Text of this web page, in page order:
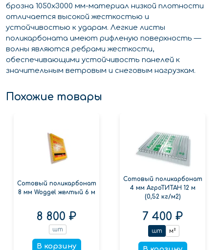
брозна 1050х3000 мм-материал низкой плотности
отличается высокой жесткостью и
устойчивостью к ударам. Легкие листы
поликарбоната имеют рифленую поверхность —
волны являются ребрами жесткости,
обеспечивающими устойчивость панелей к
значительным ветровым и снеговым нагрузкам.
Похожие товары
Сотовый поликарбонат
8 мм Woggel желтый 6 м
8 800 ₽
шт
В корзину
Сотовый поликарбонат
4 мм АгроТИТАН 12 м
(0,52 кг/м2)
7 400 ₽
шт м²